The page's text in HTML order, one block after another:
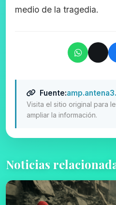
medio de la tragedia.
Fuente:
Visita el sitio original para
ampliar la información.
Noticias